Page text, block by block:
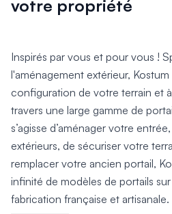
votre propriété
Inspirés par vous et pour vous !
l'aménagement extérieur, Kostum
configuration de votre terrain et
travers une large gamme de
s’agisse d’aménager votre
extérieurs, de sécuriser votre
remplacer votre ancien portail,
infinité de modèles de portails sur
fabrication française et artisanale.